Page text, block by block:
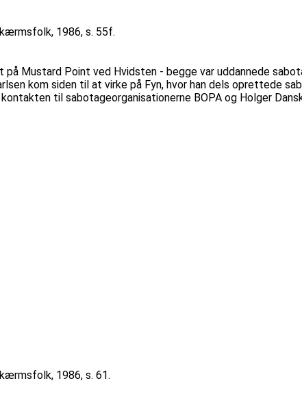
1986, s. 55f.
Mustard Point ved Hvidsten - begge var uddannede
kom siden til at virke på Fyn, hvor han dels oprettede
til sabotageorganisationerne BOPA og Holger
1986, s. 61.